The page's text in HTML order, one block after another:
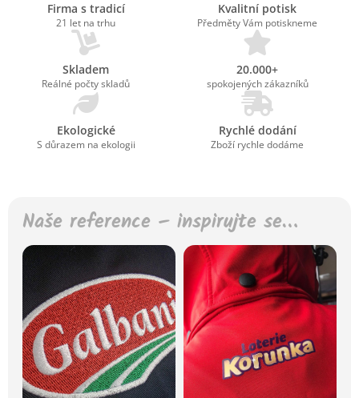
Firma s tradicí
21 let na trhu
Kvalitní potisk
Předměty Vám potiskneme
Skladem
Reálné počty skladů
20.000+
spokojených zákazníků
Ekologické
S důrazem na ekologii
Rychlé dodání
Zboží rychle dodáme
Naše reference – inspirujte se…